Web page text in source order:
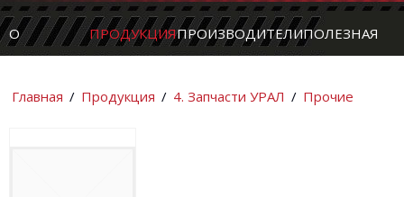
О ПРОДУКЦИЯПРОИЗВОДИТЕЛИПОЛЕЗНАЯ
Главная / Продукция / 4. Запчасти УРАЛ / Прочие